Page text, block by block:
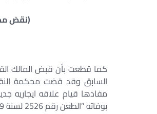
(نقض مدني في
كما قطعت بأن قبض المالك
السابق وقد قضت محكمة النقض
مفادها قيام علاقه ايجاريه
بوفاته ’’الطعن رقم 2526 لسنة 69 ق بجلسة 14 فبراير 2001